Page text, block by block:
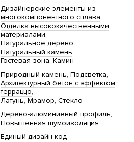
Дизайнерские элементы из
многокомпонентного сплава
Отделка высококачественными
материалами
Натуральное дерево
Натуральный камень
Гостевая зона Камин
Природный камень Подсветка
Архитектурный бетон с эффектом
терраццо
Латунь Мрамор Стекло
Дерево-алюминиевый профиль
Повышенная шумоизоляция
Единый дизайн код